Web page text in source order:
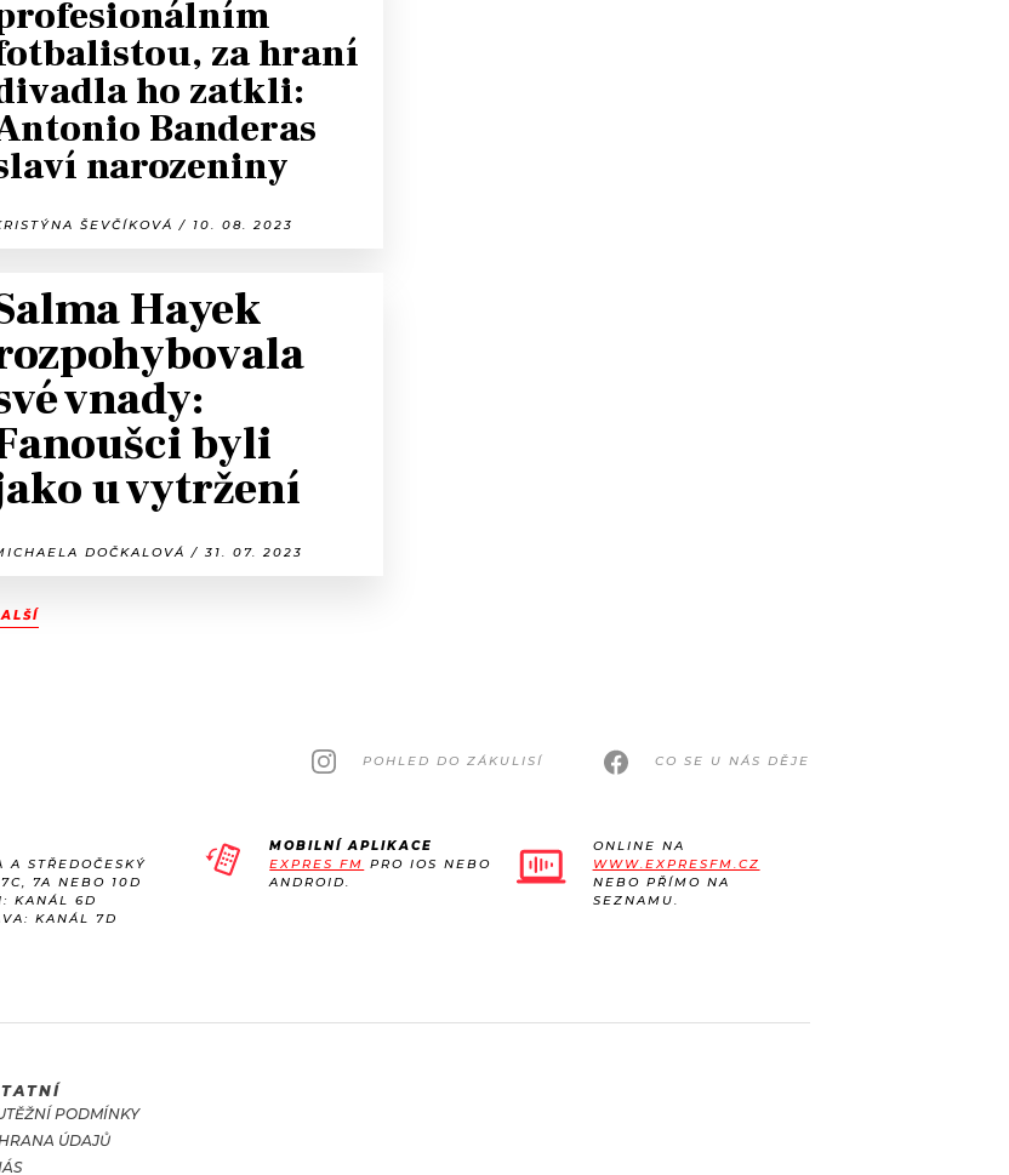
za hraní
ho zatkli:
Banderas
narozeniny
ŠEVČÍKOVÁ / 10. 08. 2023
Hayek
vnady:
byli
u vytržení
DOČKALOVÁ / 31. 07. 2023
POHLED DO ZÁKULISÍ CO SE U NÁS DĚJE
A STŘEDOČESKÝ
7A NEBO 10D
KANÁL 6D
KANÁL 7D
MOBILNÍ APLIKACE
EXPRES FM PRO IOS NEBO
ANDROID.
ONLINE NA
WWW.EXPRESFM.CZ
NEBO PŘÍMO NA
SEZNAMU.
PODMÍNKY
ÚDAJŮ